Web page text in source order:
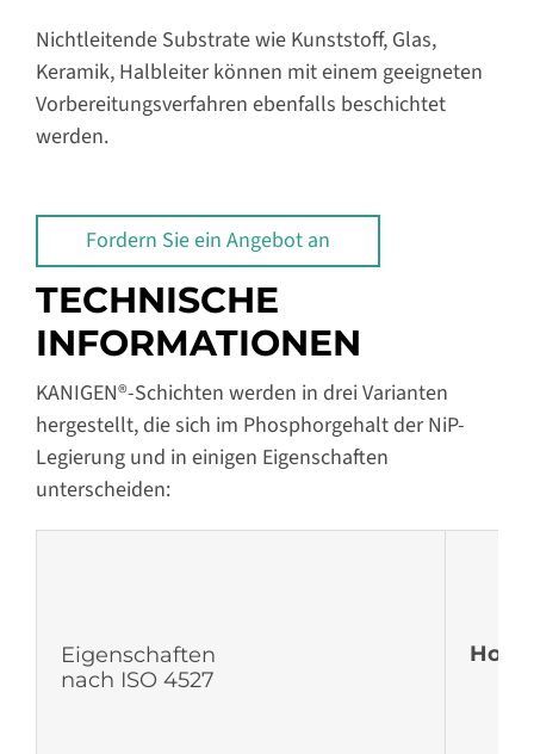
Nichtleitende Substrate wie Kunststoff, Glas,
Keramik, Halbleiter können mit einem geeigneten
Vorbereitungsverfahren ebenfalls beschichtet
werden.
Fordern Sie ein Angebot an
TECHNISCHE
INFORMATIONEN
KANIGEN®-Schichten werden in drei Varianten
hergestellt, die sich im Phosphorgehalt der NiP-
Legierung und in einigen Eigenschaften
unterscheiden:
Eigenschaften
nach ISO 4527